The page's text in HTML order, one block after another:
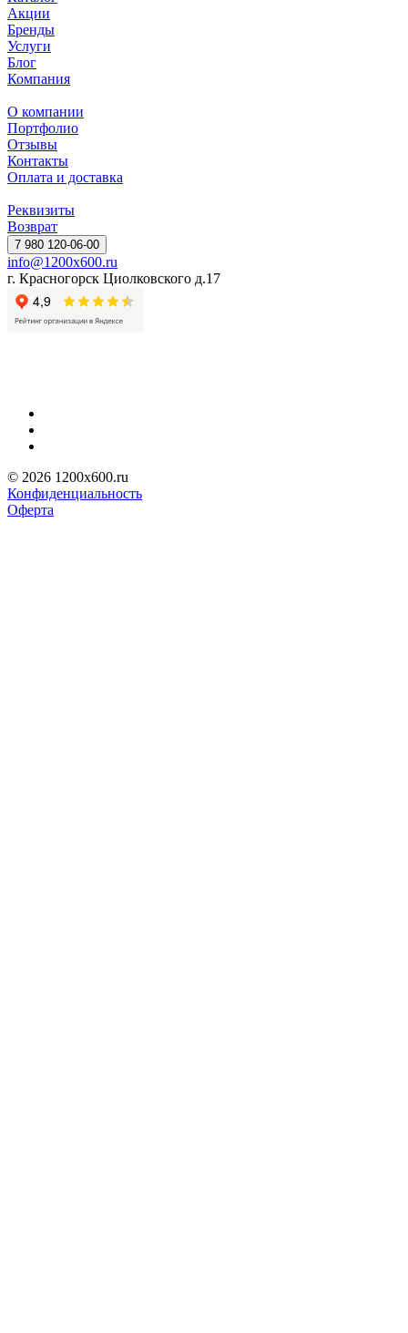
Акции
Бренды
Услуги
Блог
Компания
О компании
Портфолио
Отзывы
Контакты
Оплата и доставка
Реквизиты
Возврат
7 980 120-06-00
info@1200x600.ru
г. Красногорск Циолковского д.17
© 2026 1200x600.ru
Конфиденциальность
Оферта